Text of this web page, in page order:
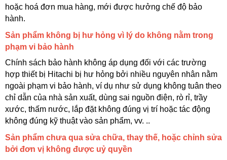
hoặc hoá đơn mua hàng, mới được hưởng chế độ bảo
hành.
Sản phẩm không bị hư hỏng vì lý do không nằm trong
phạm vi bảo hành
Chính sách bảo hành không áp dụng đối với các trường
hợp thiết bị Hitachi bị hư hỏng bởi nhiều nguyên nhân nằm
ngoài phạm vi bảo hành, ví dụ như sử dụng không tuân theo
chỉ dẫn của nhà sản xuất, dùng sai nguồn điện, rò rỉ, trầy
xước, thấm nước, lắp đặt không đúng vị trí hoặc tác động
không đúng kỹ thuật vào sản phẩm, vv. ..
Sản phẩm chưa qua sửa chữa, thay thế, hoặc chỉnh sửa
bởi đơn vị không được uỷ quyền